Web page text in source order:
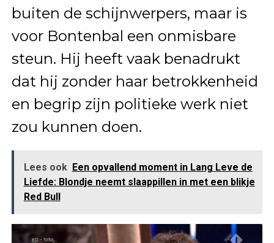
buiten de schijnwerpers, maar is
voor Bontenbal een onmisbare
steun. Hij heeft vaak benadrukt
dat hij zonder haar betrokkenheid
en begrip zijn politieke werk niet
zou kunnen doen.
Lees ook Een opvallend moment in Lang Leve de
Liefde: Blondje neemt slaappillen in met een blikje
Red Bull